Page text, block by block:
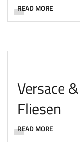
READ MORE
Versace
Fliesen
READ MORE